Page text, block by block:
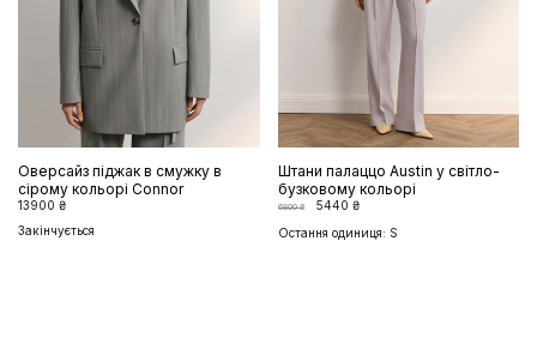
Оверсайз піджак в смужку в
сірому кольорі Connor
13900 ₴
Закінчується
Штани палаццо Austin у світло-
бузковому кольорі
6800 ₴
5440 ₴
Остання одиниця: S